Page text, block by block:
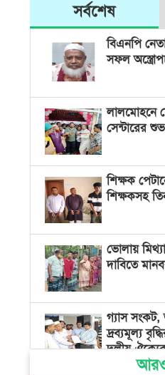
সর্বশেষ
বিএনপি
সফল
লালমোহনে
সেন্টারের
শিক্ষক
শিক্ষকসহ
ভোলায়
দাবিতে
গ্যাস
দ্রব্যমূল্য
দলীয় ঐক্যের
স্মারকলিপি